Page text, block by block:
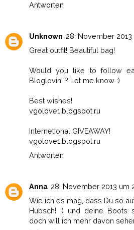
Antworten
Unknown 28. November 2013
Great outfit! Beautiful bag!
Would you like to follow
Bloglovin '? Let me know :)
Best wishes!
vgolove1.blogspot.ru
Internetional GIVEAWAY!
vgolove1.blogspot.ru
Antworten
Anna 28. November 2013 um
Wie ich es mag, dass Du so
Hübsch! :) und deine Boots
doch will ich mehr davon